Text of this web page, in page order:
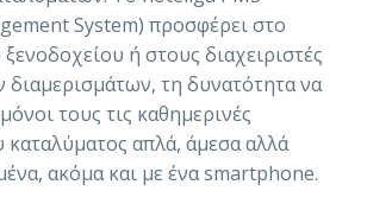
System) προσφέρει στο
ή στους διαχειριστές
διαμερισμάτων, τη δυνατότητα να
τους τις καθημερινές
καταλύματος απλά, άμεσα αλλά
ακόμα και με ένα smartphone.